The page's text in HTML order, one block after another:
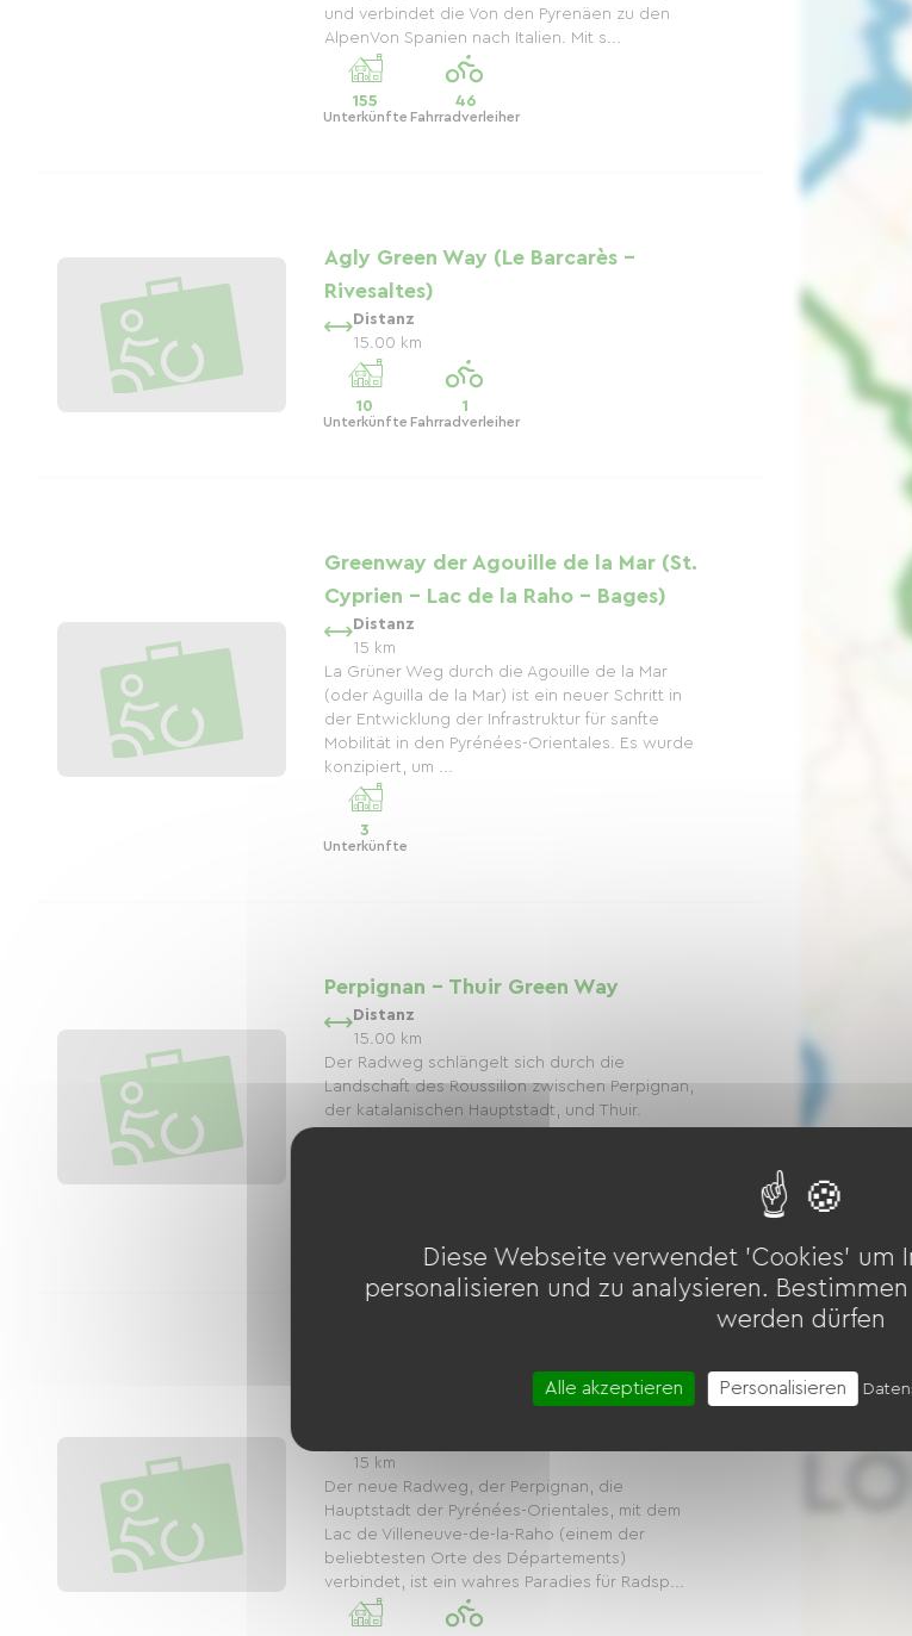
und verbindet die Von den Pyrenäen zu den
AlpenVon Spanien nach Italien. Mit s...
155
Unterkünfte
46
Fahrradverleiher
Agly Green Way (Le Barcarès -
Rivesaltes)
Distanz
15.00 km
10
Unterkünfte
1
Fahrradverleiher
Greenway der Agouille de la Mar (St.
Cyprien – Lac de la Raho – Bages)
Distanz
15 km
La Grüner Weg durch die Agouille de la Mar
(oder Aguilla de la Mar) ist ein neuer Schritt in
der Entwicklung der Infrastruktur für sanfte
Mobilität in den Pyrénées-Orientales. Es wurde
konzipiert, um ...
3
Unterkünfte
Perpignan - Thuir Green Way
Distanz
15.00 km
Der Radweg schlängelt sich durch die
Landschaft des Roussillon zwischen Perpignan,
der katalanischen Hauptstadt, und Thuir.
Greenway Perpignan - Villeneuve de
la Raho (Lac de la Raho)
15 km
Der neue Radweg, der Perpignan, die
Hauptstadt der Pyrénées-Orientales, mit dem
Lac de Villeneuve-de-la-Raho (einem der
beliebtesten Orte des Départements)
verbindet, ist ein wahres Paradies für Radsp...
Diese Webseite verwendet 'Cookies' um
personalisieren und zu analysieren.
werden dürfen
Alle akzeptieren Personalisieren